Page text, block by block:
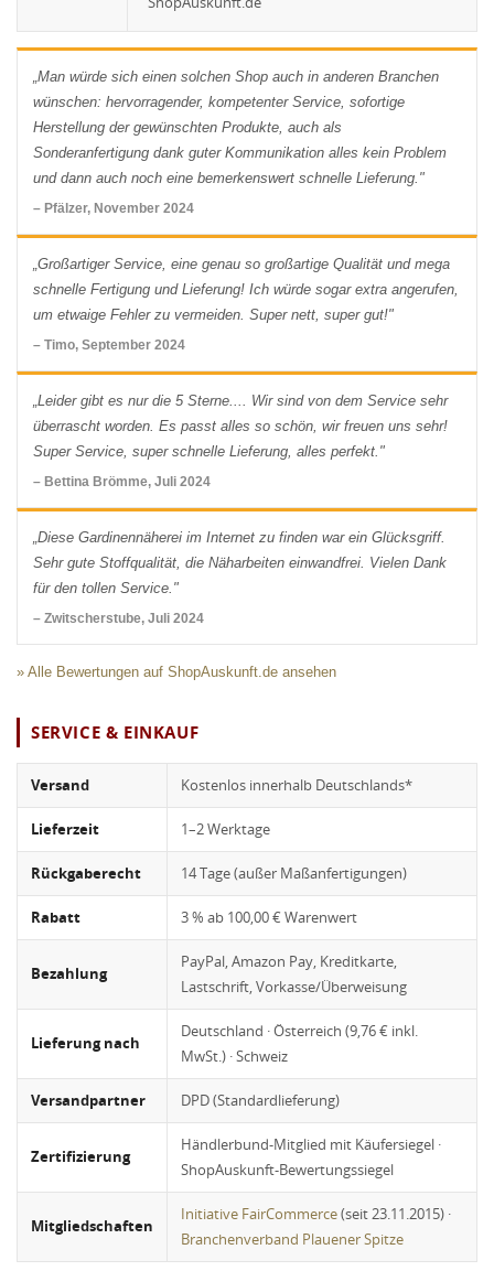
„Man würde sich einen solchen Shop auch in anderen Branchen
wünschen: hervorragender, kompetenter Service, sofortige
Herstellung der gewünschten Produkte, auch als
Sonderanfertigung dank guter Kommunikation alles kein Problem
und dann auch noch eine bemerkenswert schnelle Lieferung."
– Pfälzer, November 2024
„Großartiger Service, eine genau so großartige Qualität und mega
schnelle Fertigung und Lieferung! Ich würde sogar extra angerufen,
um etwaige Fehler zu vermeiden. Super nett, super gut!"
– Timo, September 2024
„Leider gibt es nur die 5 Sterne.... Wir sind von dem Service sehr
überrascht worden. Es passt alles so schön, wir freuen uns sehr!
Super Service, super schnelle Lieferung, alles perfekt."
– Bettina Brömme, Juli 2024
„Diese Gardinennäherei im Internet zu finden war ein Glücksgriff.
Sehr gute Stoffqualität, die Näharbeiten einwandfrei. Vielen Dank
für den tollen Service."
– Zwitscherstube, Juli 2024
» Alle Bewertungen auf ShopAuskunft.de ansehen
SERVICE & EINKAUF
Versand Kostenlos innerhalb Deutschlands*
Lieferzeit 1–2 Werktage
Rückgaberecht 14 Tage (außer Maßanfertigungen)
Rabatt 3 % ab 100,00 € Warenwert
Bezahlung
PayPal, Amazon Pay, Kreditkarte,
Lastschrift, Vorkasse/Überweisung
Lieferung nach
Deutschland · Österreich (9,76 € inkl.
MwSt.) · Schweiz
Versandpartner DPD (Standardlieferung)
Zertifizierung
Händlerbund-Mitglied mit Käufersiegel ·
ShopAuskunft-Bewertungssiegel
Mitgliedschaften
Initiative FairCommerce(seit 23.11.2015) ·
Branchenverband Plauener Spitze
AUF MEINE WUNSCHLISTE
Neue Liste anlegen
((MODALTITLE))
((confirmMessage))
((modalDeleteText))
WUNSCHLISTE ERSTELLEN
Name der Wunschliste
Wunschliste
ANMELDEN
Sie müssen angemeldet sein, um Artikel Ihrer
Wunschliste hinzufügen zu können.
Anmelden